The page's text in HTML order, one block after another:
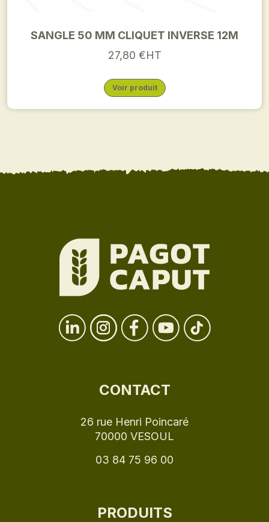
SANGLE 50 MM CLIQUET INVERSE 12M
27,80 €HT
Voir produit
CONTACT
26 rue Henri Poincaré
70000 VESOUL
03 84 75 96 00
PRODUITS